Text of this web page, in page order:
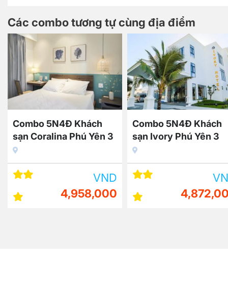
Các combo tương tự cùng địa điểm
3
Combo 5N4Đ Khách
sạn Ivory Phú Yên 3
VND
4,872,000
Combo 4N3Đ
sạn Mandala
máy bay